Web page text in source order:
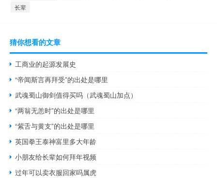
长辈
猜你想看的文章
工商业的起源发展史
“帝闻斯言再拜受”的出处是哪里
武魂蜀山御剑值得买吗（武魂蜀山加点）
“两翁无恙时”的出处是哪里
“紫舌与黄支”的出处是哪里
英国拳王泰神富里多大年龄
小朋友给长辈如何拜年视频
过年可以卖衣服回家吗属虎